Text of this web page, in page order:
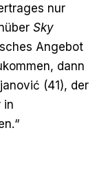
nur
Sky
Angebot
dann
(41), der
in